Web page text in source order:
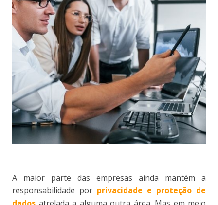
A maior parte das empresas ainda mantém a
responsabilidade por privacidade e proteção de